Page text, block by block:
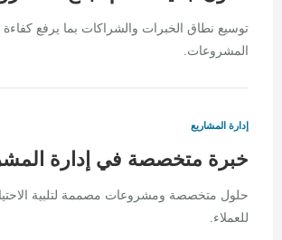
توسيع نطاق الخبرات والشراكات بما يرفع كفاءة
المشروعات.
إدارة المشاريع
خبرة متخصصة في إدارة
حلول متخصصة ومشروعات مصممة لتلبية
للعملاء.